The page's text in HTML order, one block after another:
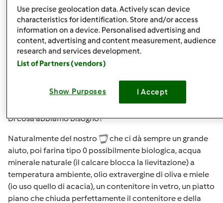
La stagione è quella giusta poiché la pasta madre va
lavorata ad una temperatura compresa tra i 22 e i 25
gradi (d’inverno si fa piu’ fatica ad iniziare la
fermentazione). Teme gli sbalzi di temperatura ed è per
questo che va lasciata riposare in un ambiente chiuso,
microonde se so di dover usare il forno normale) o nella
Di cosa abbiamo bisogno?
Naturalmente del nostro
che ci dà sempre un grande
aiuto, poi farina tipo 0 possibilmente biologica, acqua
minerale naturale (il calcare blocca la lievitazione) a
temperatura ambiente, olio extravergine di oliva e miele
(io uso quello di acacia), un contenitore in vetro, un piatto
piano che chiuda perfettamente il contenitore e della
Use precise geolocation data. Actively scan device
characteristics for identification. Store and/or access
information on a device. Personalised advertising and
content, advertising and content measurement, audience
research and services development.
List of Partners (vendors)
Show Purposes I Accept